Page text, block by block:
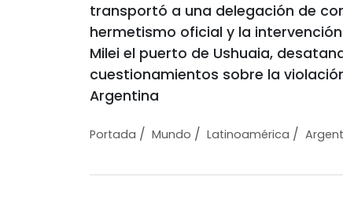
transportó a una delegación de
hermetismo oficial y la
Milei el puerto de Ushuaia,
cuestionamientos sobre la
Argentina
Portada / Mundo / Latinoamérica /